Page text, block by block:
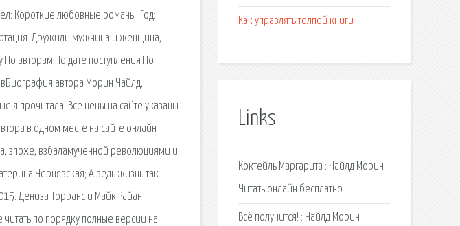
Короткие любовные романы. Год:
Дружили мужчина и женщина,
авторам По дате поступления По
автора Морин Чайлд,
я прочитала. Все цены на сайте указаны
в одном месте на сайте онлайн
эпохе, взбаламученной революциями и
Чернявская; А ведь жизнь так
Дениза Торранс и Майк Райан
по порядку полные версии на
Как управлять толпой книги
Links
Коктейль Маргарита : Чайлд Морин :
Читать онлайн бесплатно.
Всё получится! : Чайлд Морин :